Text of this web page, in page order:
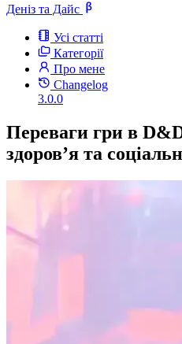
Деніз та Дайс
Усі статті
Категорії
Про мене
Changelog
3.0.0
Переваги гри в
здоров’я та